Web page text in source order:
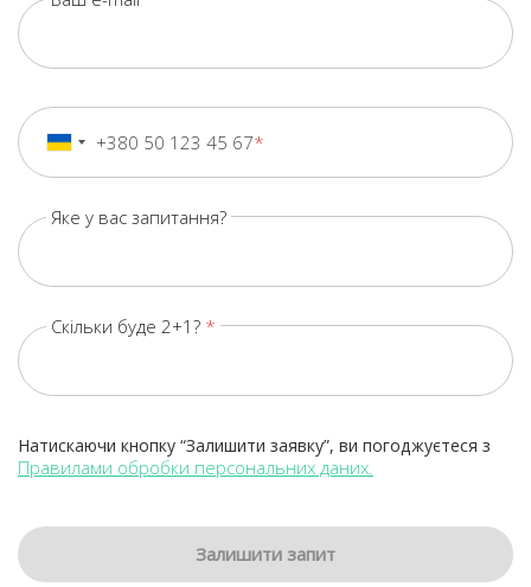
Ukraine+380
+380 50 123 45 67
Яке у вас запитання?
Скільки буде 2+1?
Натискаючи кнопку “Залишити заявку”, ви погоджуєтеся з
Правилами обробки персональних даних.
Залишити запит